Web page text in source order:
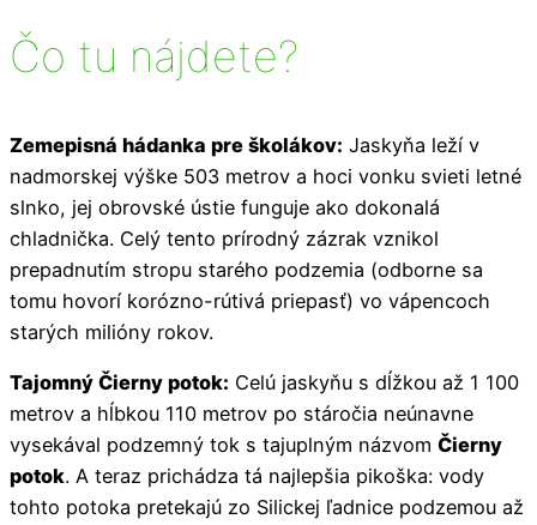
Čo tu nájdete?
Zemepisná hádanka pre školákov: Jaskyňa leží v
nadmorskej výške 503 metrov a hoci vonku svieti letné
slnko, jej obrovské ústie funguje ako dokonalá
chladnička. Celý tento prírodný zázrak vznikol
prepadnutím stropu starého podzemia (odborne sa
tomu hovorí korózno-rútivá priepasť) vo vápencoch
starých milióny rokov.
Tajomný Čierny potok: Celú jaskyňu s dĺžkou až 1 100
metrov a hĺbkou 110 metrov po stáročia neúnavne
vysekával podzemný tok s tajuplným názvom Čierny
potok. A teraz prichádza tá najlepšia pikoška: vody
tohto potoka pretekajú zo Silickej ľadnice podzemou až